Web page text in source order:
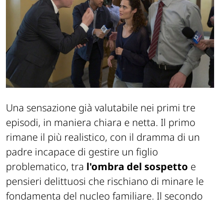
Una sensazione già valutabile nei primi tre
episodi, in maniera chiara e netta. Il primo
rimane il più realistico, con il dramma di un
padre incapace di gestire un figlio
problematico, tra l'ombra del sospetto e
pensieri delittuosi che rischiano di minare le
fondamenta del nucleo familiare. Il secondo